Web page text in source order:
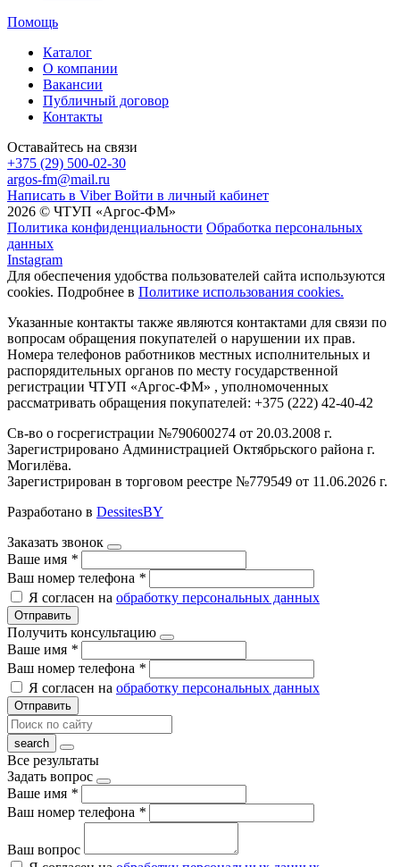
Помощь
Каталог
О компании
Вакансии
Публичный договор
Контакты
Оставайтесь на связи
+375 (29) 500-02-30
argos-fm@mail.ru
Написать в Viber Войти в личный кабинет
2026 © ЧТУП «Аргос-ФМ»
Политика конфиденциальности Обработка персональных
данных
Instagram
Для обеспечения удобства пользователей сайта используются
cookies. Подробнее в Политике использования cookies.
Указанные контакты также являются контактами для связи по
вопросам обращения покупателей о нарушении их прав.
Номера телефонов работников местных исполнительных и
распорядительных органов по месту государственной
регистрации ЧТУП «Аргос-ФМ» , уполномоченных
рассматривать обращения покупателей: +375 (222) 42-40-42
Св-во о госрегистрации №790600274 от 20.03.2008 г.
Зарегистрировано Администрацией Октябрьского района г.
Могилёва.
Зарегистрирован в торговом реестре №779549 от 11.06.2026 г.
Разработано в DessitesBY
Заказать звонок
Ваше имя *
Ваш номер телефона *
Я согласен на обработку персональных данных
Отправить
Получить консультацию
Ваше имя *
Ваш номер телефона *
Я согласен на обработку персональных данных
Отправить
Все результаты
Задать вопрос
Ваше имя *
Ваш номер телефона *
Ваш вопрос